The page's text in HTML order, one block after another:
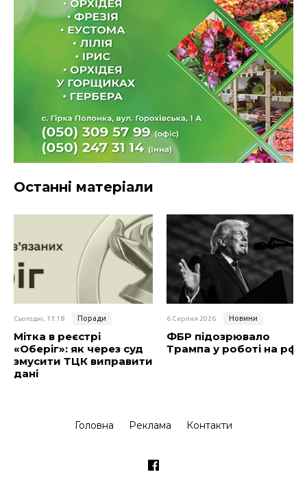
Останні матеріали
Сьогодні, 11:18 Поради
Мітка в реєстрі
«Оберіг»: як через суд
змусити ТЦК виправити
дані
6 Серпня 2026 Новини
ФБР підозрювало
Трампа у роботі на рф
Головна Реклама Контакти